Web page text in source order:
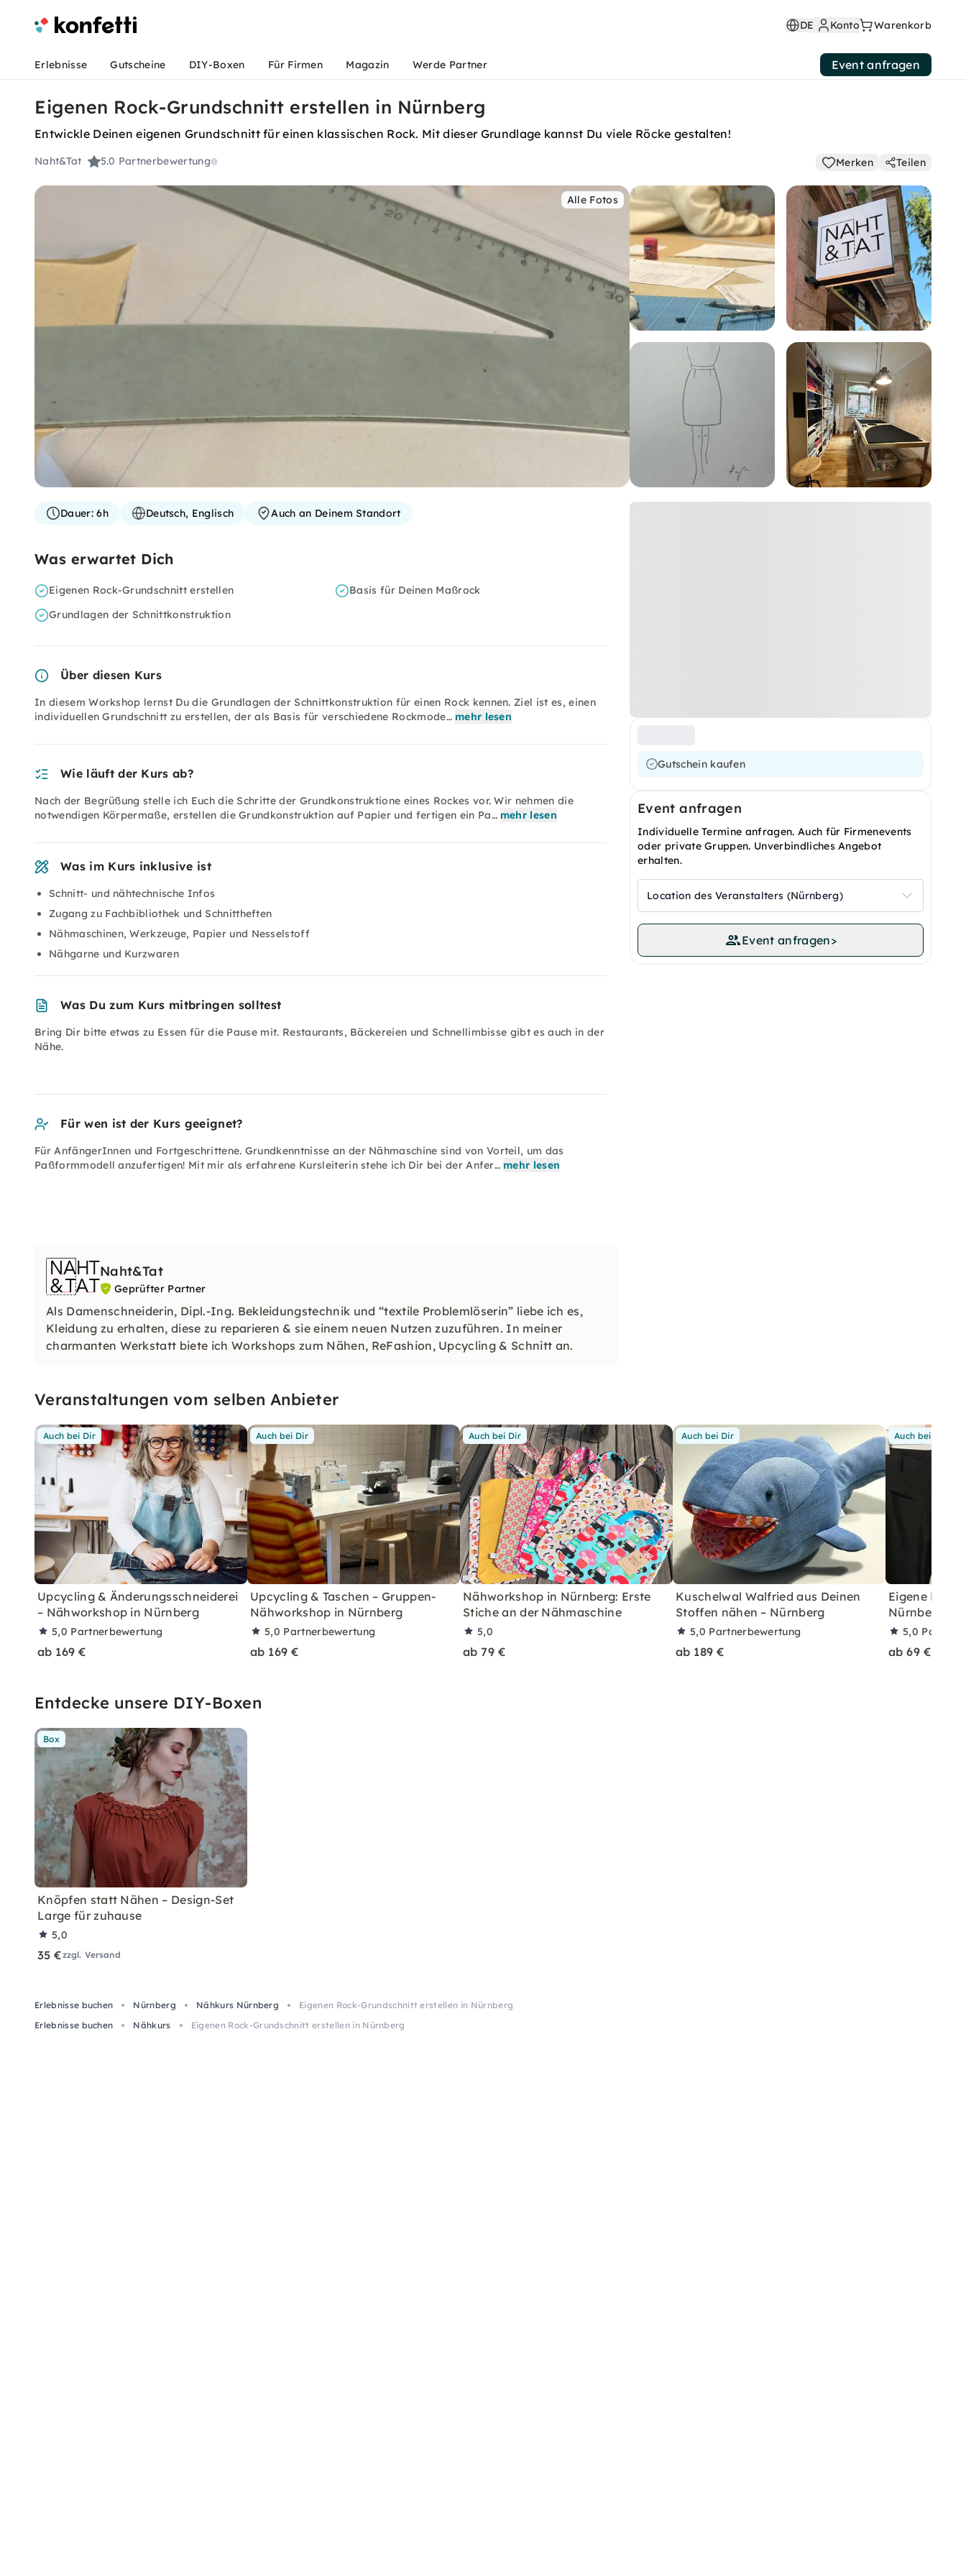
DE Konto Warenkorb
Erlebnisse Gutscheine DIY-Boxen Für Firmen Magazin Werde Partner Event anfragen
Eigenen Rock-Grundschnitt erstellen in Nürnberg
Entwickle Deinen eigenen Grundschnitt für einen klassischen Rock. Mit dieser Grundlage kannst Du viele Röcke gestalten!
Naht&Tat 5.0 Partnerbewertung Merken Teilen
Alle Fotos
Gutschein kaufen
Event anfragen
Individuelle Termine anfragen. Auch für Firmenevents
oder private Gruppen. Unverbindliches Angebot
erhalten.
Location des Veranstalters (Nürnberg)
Event anfragen>
Dauer:6h Deutsch, Englisch Auch an Deinem Standort
Was erwartet Dich
Eigenen Rock-Grundschnitt erstellen
Basis für Deinen Maßrock
Grundlagen der Schnittkonstruktion
Über diesen Kurs
In diesem Workshop lernst Du die Grundlagen der Schnittkonstruktion für einen Rock kennen. Ziel ist es, einen
individuellen Grundschnitt zu erstellen, der als Basis für verschiedene Rockmode… mehr lesen
Wie läuft der Kurs ab?
Nach der Begrüßung stelle ich Euch die Schritte der Grundkonstruktione eines Rockes vor. Wir nehmen die
notwendigen Körpermaße, erstellen die Grundkonstruktion auf Papier und fertigen ein Pa… mehr lesen
Was im Kurs inklusive ist
Schnitt- und nähtechnische Infos
Zugang zu Fachbibliothek und Schnittheften
Nähmaschinen, Werkzeuge, Papier und Nesselstoff
Nähgarne und Kurzwaren
Was Du zum Kurs mitbringen solltest
Bring Dir bitte etwas zu Essen für die Pause mit. Restaurants, Bäckereien und Schnellimbisse gibt es auch in der
Nähe.
Für wen ist der Kurs geeignet?
Für AnfängerInnen und Fortgeschrittene. Grundkenntnisse an der Nähmaschine sind von Vorteil, um das
Paßformmodell anzufertigen! Mit mir als erfahrene Kursleiterin stehe ich Dir bei der Anfer… mehr lesen
Naht&Tat
Geprüfter Partner
Als Damenschneiderin, Dipl.-Ing. Bekleidungstechnik und “textile Problemlöserin” liebe ich es,
Kleidung zu erhalten, diese zu reparieren & sie einem neuen Nutzen zuzuführen. In meiner
charmanten Werkstatt biete ich Workshops zum Nähen, ReFashion, Upcycling & Schnitt an.
Veranstaltungen vom selben Anbieter
Auch bei Dir
Upcycling & Änderungsschneiderei
– Nähworkshop in Nürnberg
5,0 Partnerbewertung
ab 169 €
Auch bei Dir
Upcycling & Taschen – Gruppen-
Nähworkshop in Nürnberg
5,0 Partnerbewertung
ab 169 €
Auch bei Dir
Nähworkshop in Nürnberg: Erste
Stiche an der Nähmaschine
5,0
ab 79 €
Auch bei Dir
Kuschelwal Walfried aus Deinen
Stoffen nähen – Nürnberg
5,0 Partnerbewertung
ab 189 €
Auch bei Dir
Eigene Hose
Nürnberg
5,0
ab 69 €
Entdecke unsere DIY-Boxen
Box
Knöpfen statt Nähen – Design-Set
Large für zuhause
5,0
35 €zzgl. Versand
Erlebnisse buchen Nürnberg Nähkurs Nürnberg
Eigenen Rock-Grundschnitt erstellen in Nürnberg
Erlebnisse buchen
Nähkurs Eigenen Rock-Grundschnitt erstellen in Nürnberg